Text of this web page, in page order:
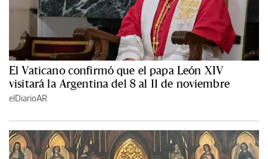
El Vaticano confirmó que el papa León XIV
visitará la Argentina del 8 al 11 de noviembre
elDiarioAR